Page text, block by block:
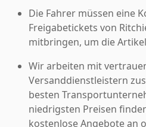
Die Fahrer müssen eine
Freigabetickets von
mitbringen, um die
Wir arbeiten mit
Versanddienstleistern
besten
niedrigsten Preisen
kostenlose Angebote an